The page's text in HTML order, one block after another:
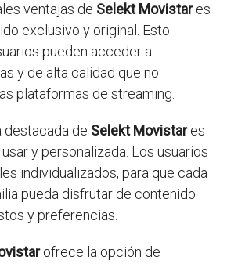
ventajas de Selekt Movistares
exclusivo y original. Esto
pueden acceder a
y de alta calidad que no
plataformas de streaming.
de Selekt Movistares
y personalizada. Los usuarios
individualizados, para que cada
pueda disfrutar de contenido
y preferencias.
ofrece la opción de